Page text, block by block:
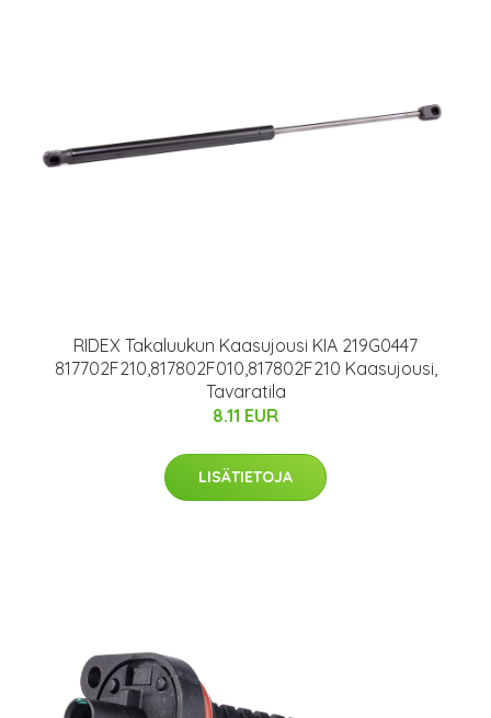
RIDEX Takaluukun Kaasujousi KIA 219G0447
817702F210,817802F010,817802F210 Kaasujousi,
Tavaratila
8.11 EUR
LISÄTIETOJA